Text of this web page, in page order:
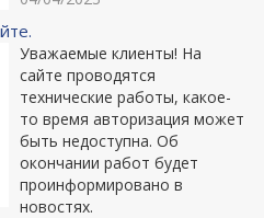
Уважаемые клиенты! На
сайте проводятся
технические работы, какое-
то время авторизация может
быть недоступна. Об
окончании работ будет
проинформировано в
новостях.